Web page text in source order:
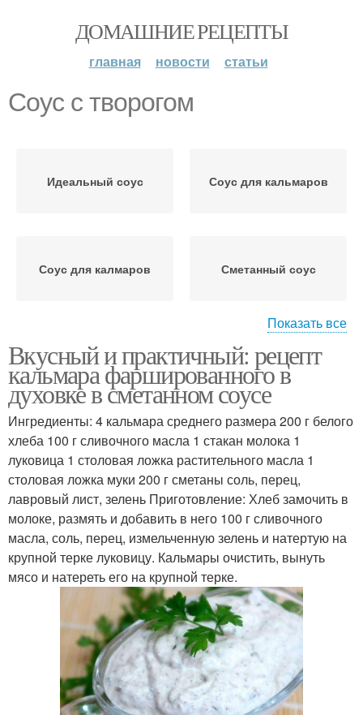
ДОМАШНИЕ РЕЦЕПТЫ
главная новости статьи
Соус с творогом
Идеальный соус Соус для кальмаров
Соус для калмаров Сметанный соус
Соус с солеными
огурцами
Соус со свежими
огурцами
Соус с авокадо Соус с грибами
Соус с томатной пастой Соус с горчицей
Соус с кресс-салатом
Показать все
Вкусный и практичный: рецепт
кальмара фаршированного в
духовке в сметанном соусе
Ингредиенты: 4 кальмара среднего размера 200 г белого
хлеба 100 г сливочного масла 1 стакан молока 1
луковица 1 столовая ложка растительного масла 1
столовая ложка муки 200 г сметаны соль, перец,
лавровый лист, зелень Приготовление: Хлеб замочить в
молоке, размять и добавить в него 100 г сливочного
масла, соль, перец, измельченную зелень и натертую на
крупной терке луковицу. Кальмары очистить, вынуть
мясо и натереть его на крупной терке.